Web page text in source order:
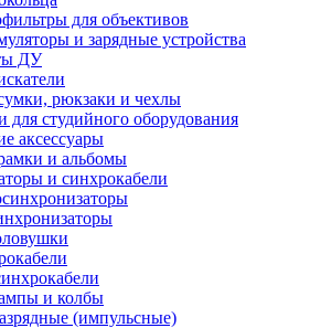
для объективов
и зарядные устройства
ДУ
рюкзаки и чехлы
для студийного оборудования
аксессуары
и альбомы
и синхрокабели
и колбы
(импульсные)